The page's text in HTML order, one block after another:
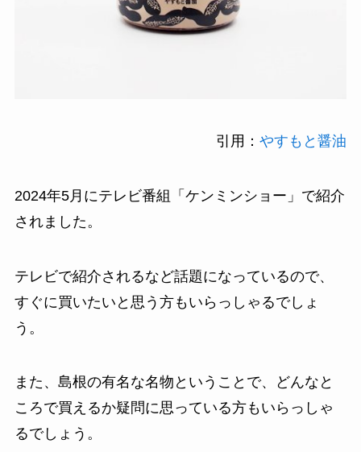
引用：やすもと醤油
2024年5月にテレビ番組「ケンミンショー」で紹介
されました。
テレビで紹介されるなど話題になっているので、
すぐに買いたいと思う方もいらっしゃるでしょ
う。
また、島根の有名な名物ということで、どんなと
ころで買えるか疑問に思っている方もいらっしゃ
るでしょう。